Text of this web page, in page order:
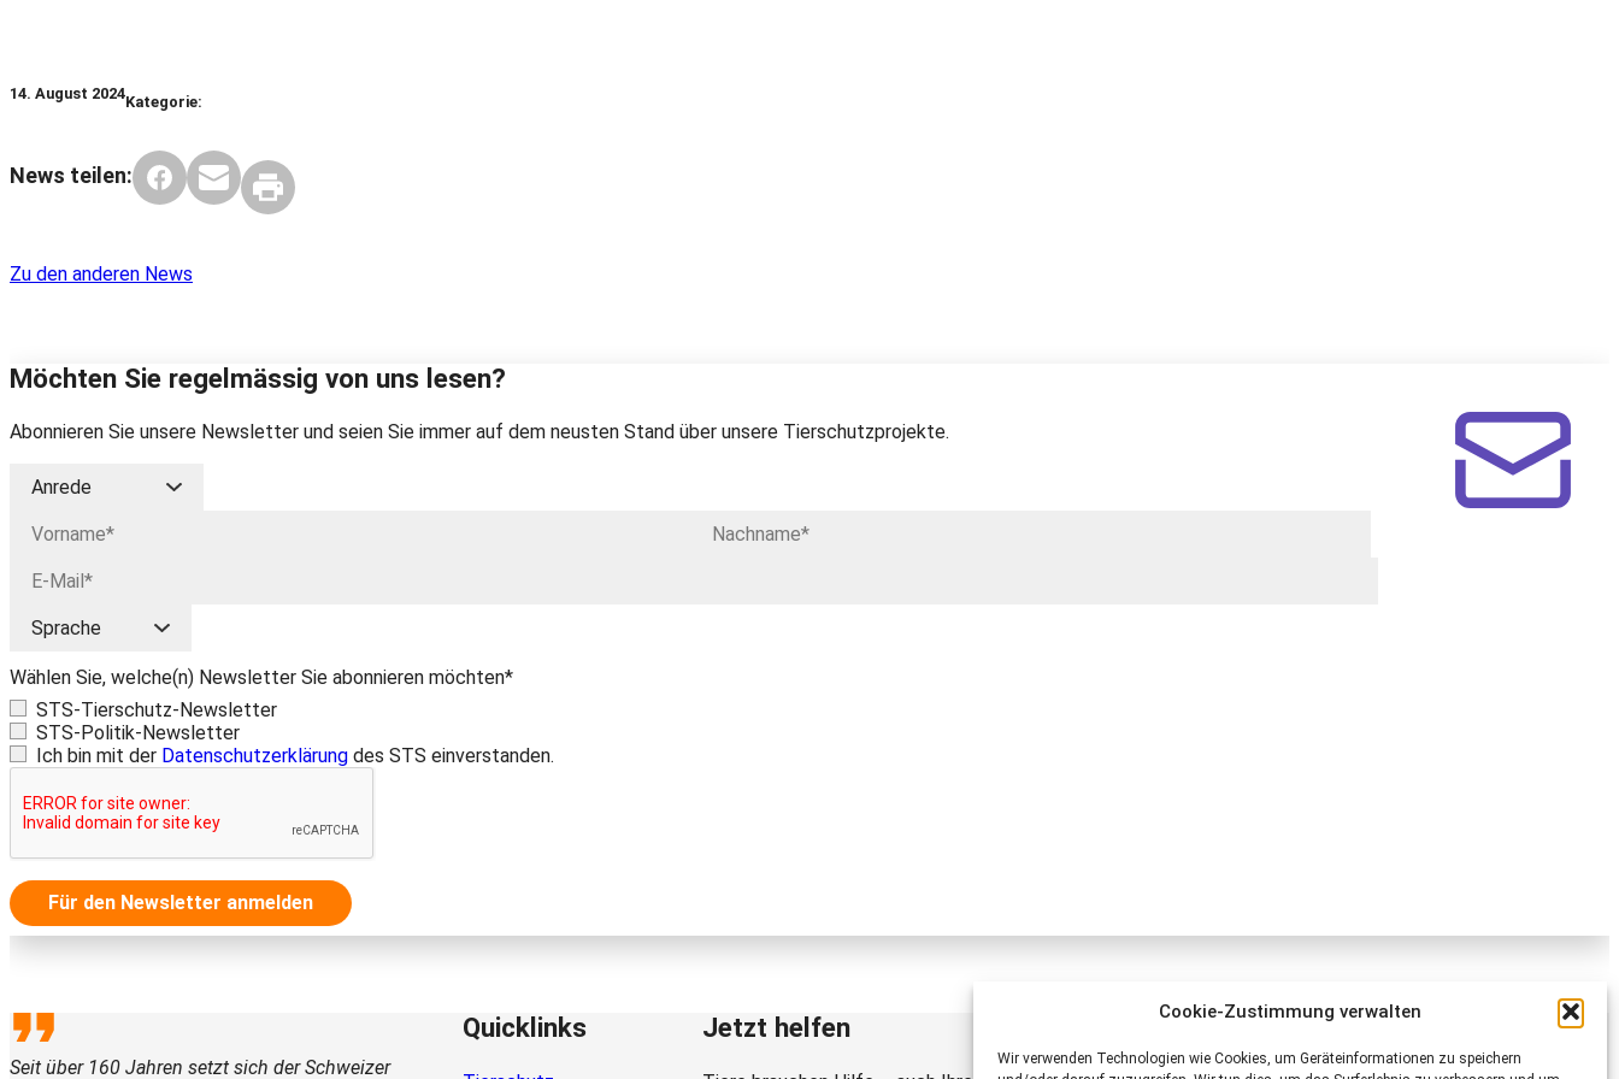
Cookie-Zustimmung verwalten
Wir verwenden Technologien wie Cookies, um Geräteinformationen zu speichern
14. August 2024Kategorie:
News teilen:
Zu den anderen News
Möchten Sie regelmässig von uns lesen?
Abonnieren Sie unsere Newsletter und seien Sie immer auf dem neusten Stand über unsere Tierschutzprojekte.
Wählen Sie, welche(n) Newsletter Sie abonnieren möchten*
STS-Tierschutz-Newsletter
STS-Politik-Newsletter
Ich bin mit der Datenschutzerklärung des STS einverstanden.
Für den Newsletter anmelden
Seit über 160 Jahren setzt sich der Schweizer
Quicklinks Jetzt helfen Schweizer Tierschutz STS